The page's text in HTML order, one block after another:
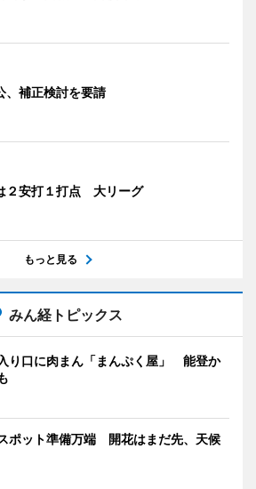
、補正検討を要請
２安打１打点 大リーグ
もっと見る
みん経トピックス
り口に肉まん「まんぷく屋」 能登か
ポット準備万端 開花はまだ先、天候